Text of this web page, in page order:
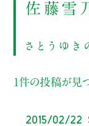
佐藤雪
さとうゆき
1件の投稿が見つ
2015/02/22